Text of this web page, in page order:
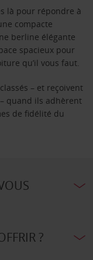
là pour répondre à
compacte
berline élégante
spacieux pour
qu’il vous faut.
– et reçoivent
quand ils adhèrent
de fidélité du
?